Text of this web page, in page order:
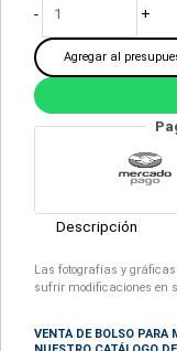
- +
Agregar al
Descripción
Las fotografías y
sufrir modificaciones en
VENTA DE BOLSO PARA